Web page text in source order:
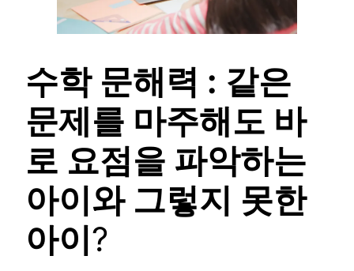
수학 문해력 : 같은
문제를 마주해도 바
로 요점을 파악하는
아이와 그렇지 못한
아이?